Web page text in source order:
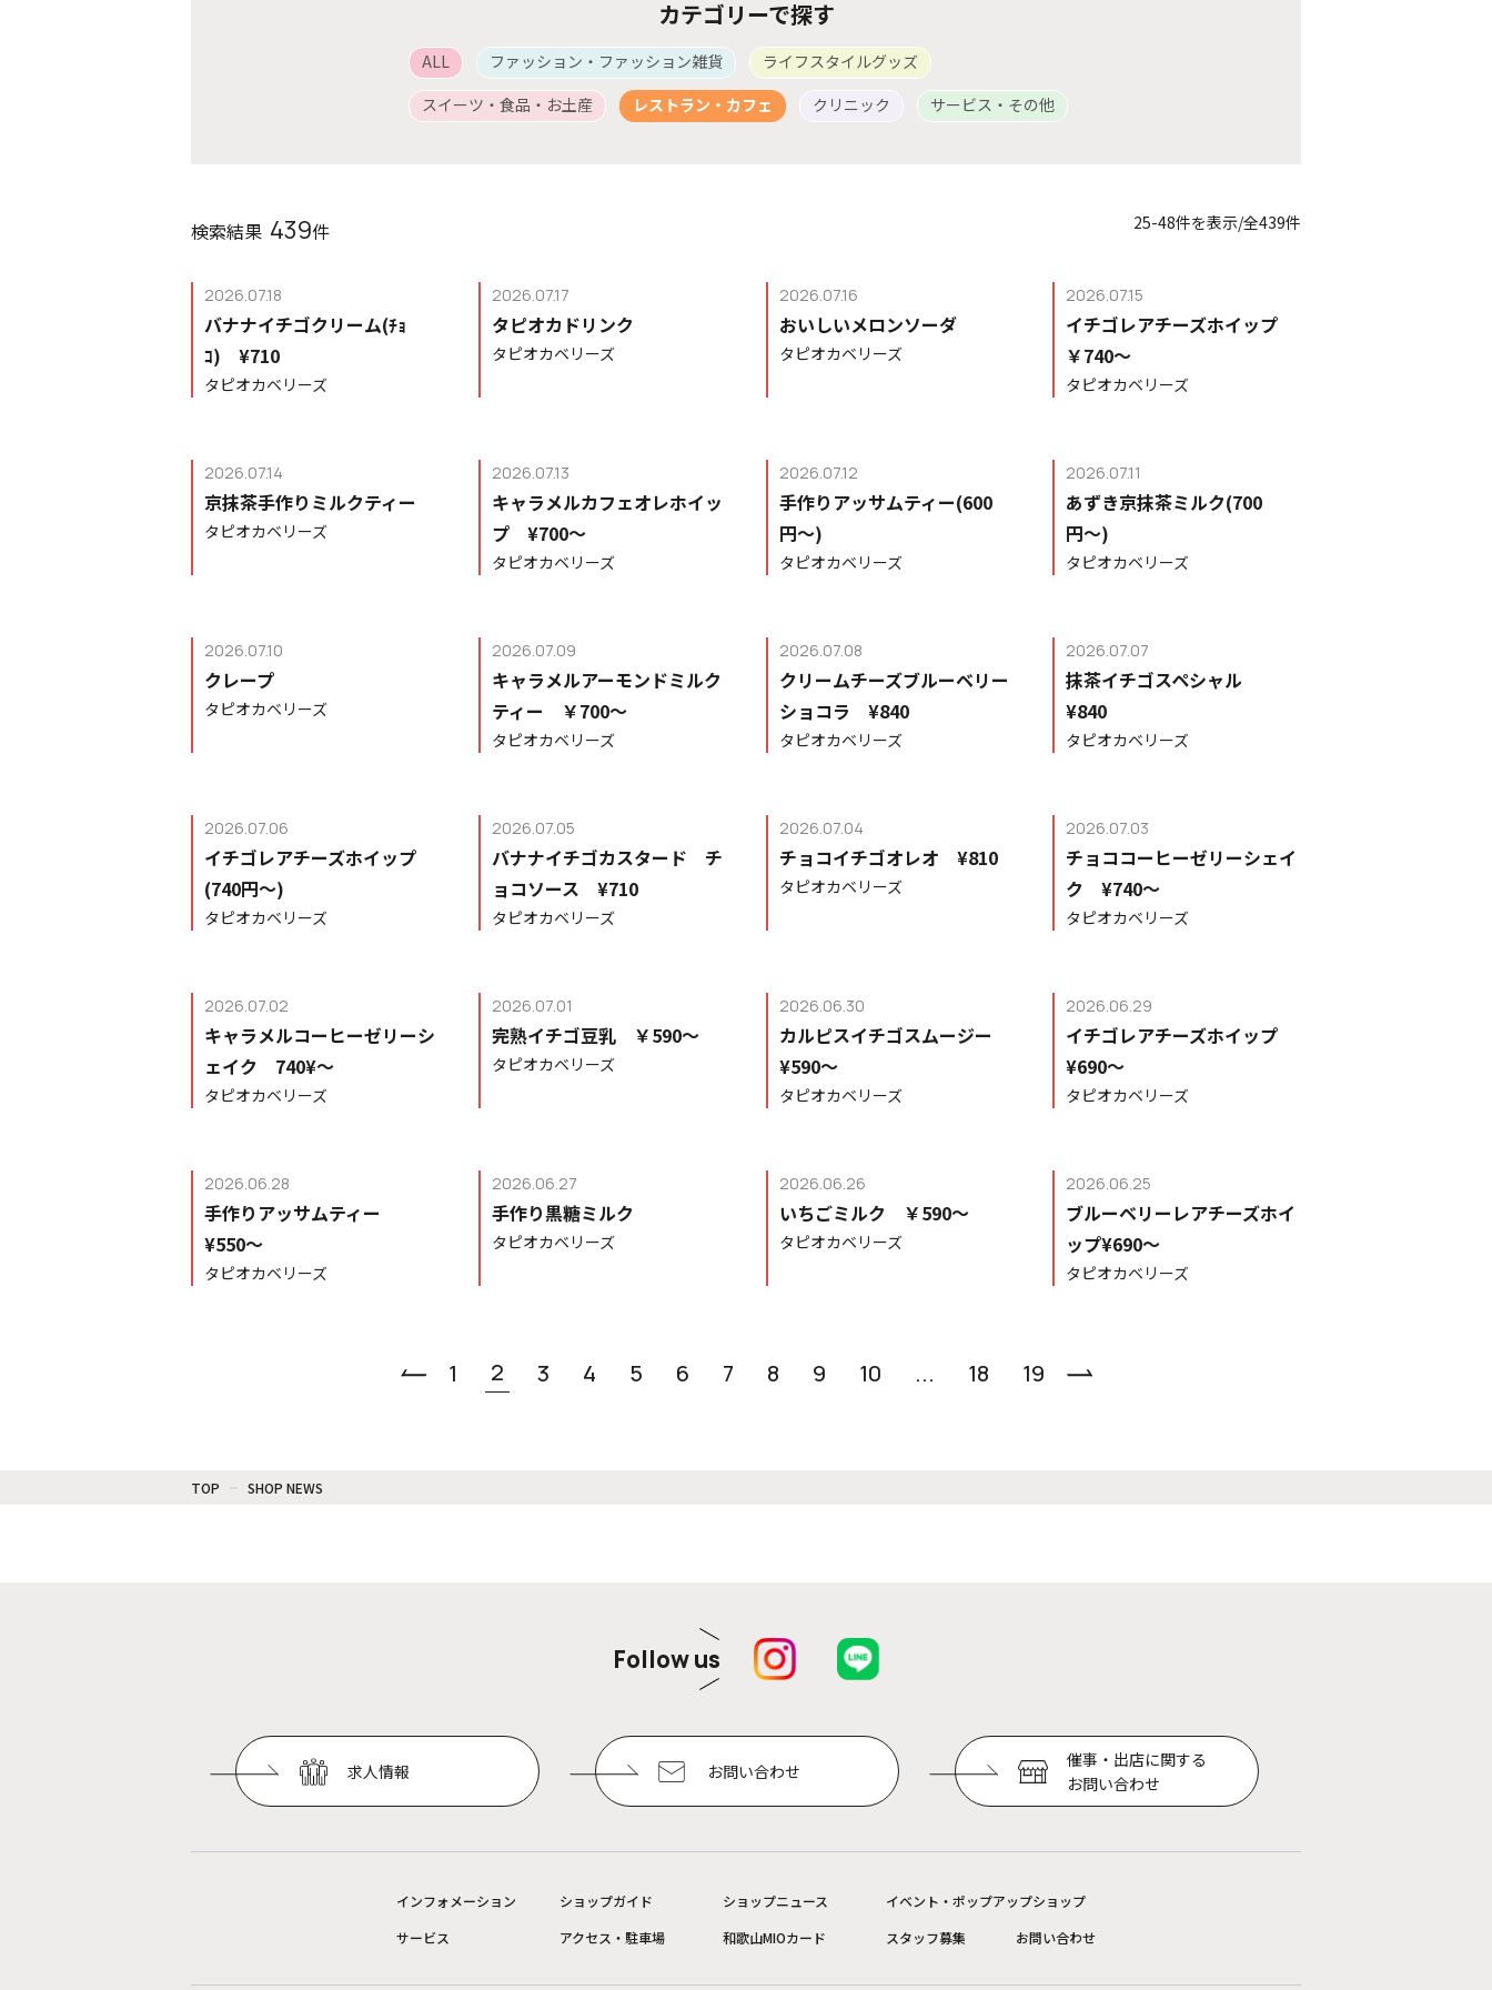
カテゴリーで探す
ALL ファッション・ファッション雑貨
ライフスタイルグッズ
スイーツ・食品・お土産
レストラン・カフェ クリニック サービス・その他
検索結果 439件 25-48件を表示/全439件
2026.07.18
バナナイチゴクリーム(ﾁｮ
ｺ) ¥710
タピオカベリーズ
2026.07.17
タピオカドリンク
タピオカベリーズ
2026.07.16
おいしいメロンソーダ
タピオカベリーズ
2026.07.15
イチゴレアチーズホイップ
￥740〜
タピオカベリーズ
2026.07.14
京抹茶手作りミルクティー
タピオカベリーズ
2026.07.13
キャラメルカフェオレホイッ
プ ¥700〜
タピオカベリーズ
2026.07.12
手作りアッサムティー(600
円〜)
タピオカベリーズ
2026.07.11
あずき京抹茶ミルク(700
円〜)
タピオカベリーズ
2026.07.10
クレープ
タピオカベリーズ
2026.07.09
キャラメルアーモンドミルク
ティー ￥700〜
タピオカベリーズ
2026.07.08
クリームチーズブルーベリー
ショコラ ¥840
タピオカベリーズ
2026.07.07
抹茶イチゴスペシャル
¥840
タピオカベリーズ
2026.07.06
イチゴレアチーズホイップ
(740円〜)
タピオカベリーズ
2026.07.05
バナナイチゴカスタード チ
ョコソース ¥710
タピオカベリーズ
2026.07.04
チョコイチゴオレオ ¥810
タピオカベリーズ
2026.07.03
チョココーヒーゼリーシェイ
ク ¥740〜
タピオカベリーズ
2026.07.02
キャラメルコーヒーゼリーシ
ェイク 740¥〜
タピオカベリーズ
2026.07.01
完熟イチゴ豆乳 ￥590〜
タピオカベリーズ
2026.06.30
カルピスイチゴスムージー
¥590〜
タピオカベリーズ
2026.06.29
イチゴレアチーズホイップ
¥690〜
タピオカベリーズ
2026.06.28
手作りアッサムティー
¥550〜
タピオカベリーズ
2026.06.27
手作り黒糖ミルク
タピオカベリーズ
2026.06.26
いちごミルク ￥590〜
タピオカベリーズ
2026.06.25
ブルーベリーレアチーズホイ
ップ¥690〜
タピオカベリーズ
1 2 3 4 5 6 7 8 9 10 ... 18 19
TOP SHOP NEWS
Follow us
求人情報 お問い合わせ
催事・出店に関する
お問い合わせ
インフォメーション ショップガイド ショップニュース
イベント・ポップアップショップ
サービス
アクセス・駐車場 和歌山MIOカード スタッフ募集 お問い合わせ